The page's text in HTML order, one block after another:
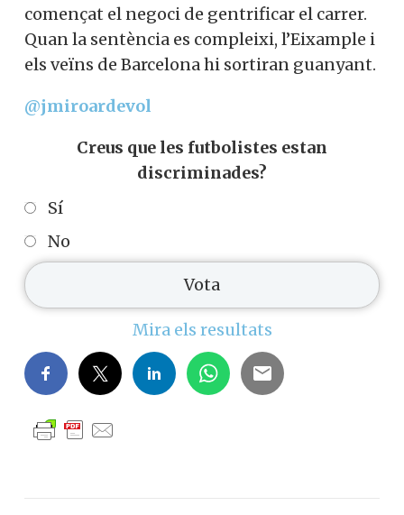
començat el negoci de gentrificar el carrer.
Quan la sentència es compleixi, l’Eixample i
els veïns de Barcelona hi sortiran guanyant.
@jmiroardevol
Creus que les futbolistes estan
discriminades?
Sí
No
Mira els resultats